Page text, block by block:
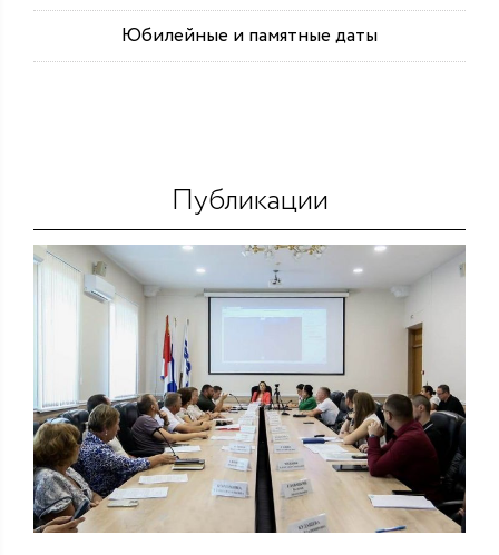
Юбилейные и памятные даты
Публикации